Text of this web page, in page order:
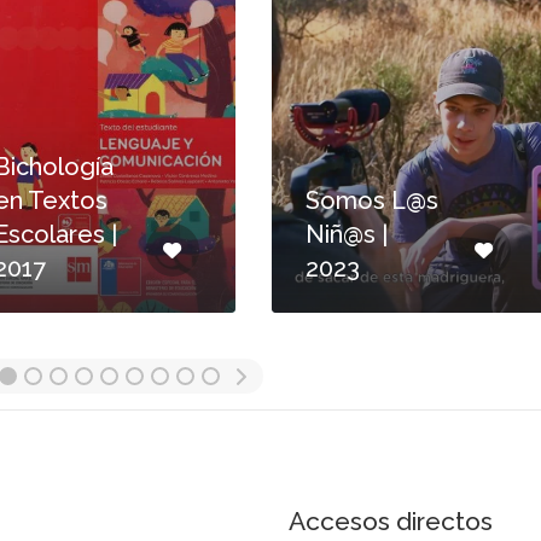
Textos
|
Somos L@s
Niñ@s |
2023
Accesos directos